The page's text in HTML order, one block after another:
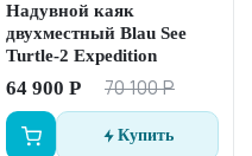
Надувной каяк
двухместный Blau See
Turtle-2 Expedition
64 900 Р 70 100 Р
Купить